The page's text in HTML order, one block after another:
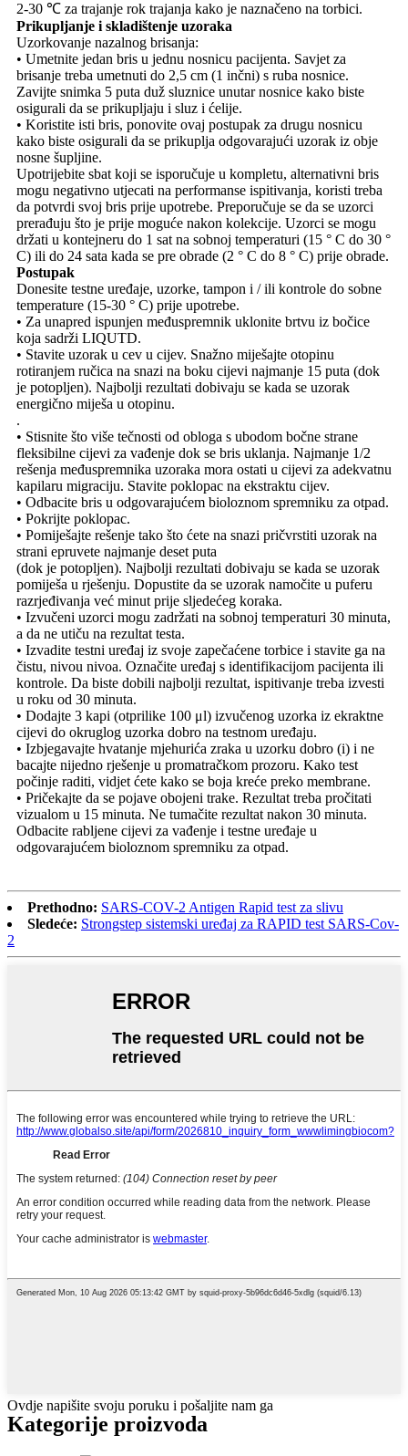
2-30 ℃ za trajanje rok trajanja kako je naznačeno na torbici.
Prikupljanje i skladištenje uzoraka
Uzorkovanje nazalnog brisanja:
• Umetnite jedan bris u jednu nosnicu pacijenta. Savjet za
brisanje treba umetnuti do 2,5 cm (1 inčni) s ruba nosnice.
Zavijte snimka 5 puta duž sluznice unutar nosnice kako biste
osigurali da se prikupljaju i sluz i ćelije.
• Koristite isti bris, ponovite ovaj postupak za drugu nosnicu
kako biste osigurali da se prikuplja odgovarajući uzorak iz obje
nosne šupljine.
Upotrijebite sbat koji se isporučuje u kompletu, alternativni bris
mogu negativno utjecati na performanse ispitivanja, koristi treba
da potvrdi svoj bris prije upotrebe. Preporučuje se da se uzorci
prerađuju što je prije moguće nakon kolekcije. Uzorci se mogu
držati u kontejneru do 1 sat na sobnoj temperaturi (15 ° C do 30 °
C) ili do 24 sata kada se pre obrade (2 ° C do 8 ° C) prije obrade.
Postupak
Donesite testne uređaje, uzorke, tampon i / ili kontrole do sobne
temperature (15-30 ° C) prije upotrebe.
• Za unapred ispunjen međuspremnik uklonite brtvu iz bočice
koja sadrži LIQUTD.
• Stavite uzorak u cev u cijev. Snažno miješajte otopinu
rotiranjem ručica na snazi ​​na boku cijevi najmanje 15 puta (dok
je potopljen). Najbolji rezultati dobivaju se kada se uzorak
energično miješa u otopinu.
.
• Stisnite što više tečnosti od obloga s ubodom bočne strane
fleksibilne cijevi za vađenje dok se bris uklanja. Najmanje 1/2
rešenja međuspremnika uzoraka mora ostati u cijevi za adekvatnu
kapilaru migraciju. Stavite poklopac na ekstraktu cijev.
• Odbacite bris u odgovarajućem bioloznom spremniku za otpad.
• Pokrijte poklopac.
• Pomiješajte rešenje tako što ćete na snazi ​​pričvrstiti uzorak na
strani epruvete najmanje deset puta
(dok je potopljen). Najbolji rezultati dobivaju se kada se uzorak
pomiješa u rješenju. Dopustite da se uzorak namočite u puferu
razrjeđivanja već minut prije sljedećeg koraka.
• Izvučeni uzorci mogu zadržati na sobnoj temperaturi 30 minuta,
a da ne utiču na rezultat testa.
• Izvadite testni uređaj iz svoje zapečaćene torbice i stavite ga na
čistu, nivou nivoa. Označite uređaj s identifikacijom pacijenta ili
kontrole. Da biste dobili najbolji rezultat, ispitivanje treba izvesti
u roku od 30 minuta.
• Dodajte 3 kapi (otprilike 100 μl) izvučenog uzorka iz ekraktne
cijevi do okruglog uzorka dobro na testnom uređaju.
• Izbjegavajte hvatanje mjehurića zraka u uzorku dobro (i) i ne
bacajte nijedno rješenje u promatračkom prozoru. Kako test
počinje raditi, vidjet ćete kako se boja kreće preko membrane.
• Pričekajte da se pojave obojeni trake. Rezultat treba pročitati
vizualom u 15 minuta. Ne tumačite rezultat nakon 30 minuta.
Odbacite rabljene cijevi za vađenje i testne uređaje u
odgovarajućem bioloznom spremniku za otpad.
Prethodno: SARS-COV-2 Antigen Rapid test za slivu
Sledeće: Strongstep sistemski uređaj za RAPID test SARS-Cov-
2
Ovdje napišite svoju poruku i pošaljite nam ga
Kategorije proizvoda